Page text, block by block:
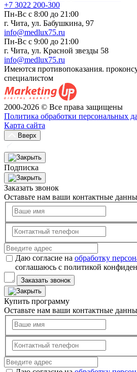
+7 3022 200-300
Пн-Вс с 8:00 до 21:00
г. Чита, ул. Бабушкина, 97
info@medlux75.ru
Пн-Вс с 9:00 до 21:00
г. Чита, ул. Красной звезды 58
info@medlux75.ru
Имеются противопоказания.
специалистом
2000-2026 © Все права защищены
Политика обработки персональных
Карта сайта
Вверх
Подписка
Заказать звонок
Оставьте нам ваши контактные
Даю согласие на обработку
соглашаюсь с политикой
Заказать звонок
Купить программу
Оставьте нам ваши контактные